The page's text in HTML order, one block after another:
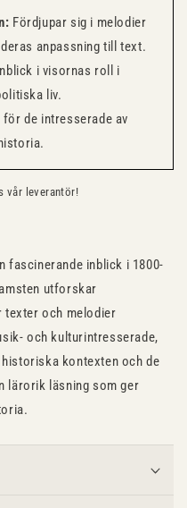
Fördjupar sig i melodier
anpassning till text.
i visornas roll i
liv.
för de intresserade av
vår leverantör!
fascinerande inblick i 1800-
utforskar
texter och melodier
och kulturintresserade,
kontexten och de
lärorik läsning som ger